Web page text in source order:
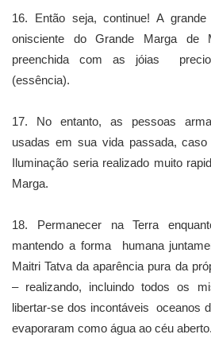
16. Então seja, continue! A
onisciente do Grande Marga de
preenchida com as jóias
(essência).
17. No entanto, as pessoas
usadas em sua vida passada,
Iluminação seria realizado muito
Marga.
18. Permanecer na Terra
mantendo a forma humana
Maitri Tatva da aparência pura da
– realizando, incluindo todos os
libertar-se dos incontáveis oceanos
evaporaram como água ao céu aberto.